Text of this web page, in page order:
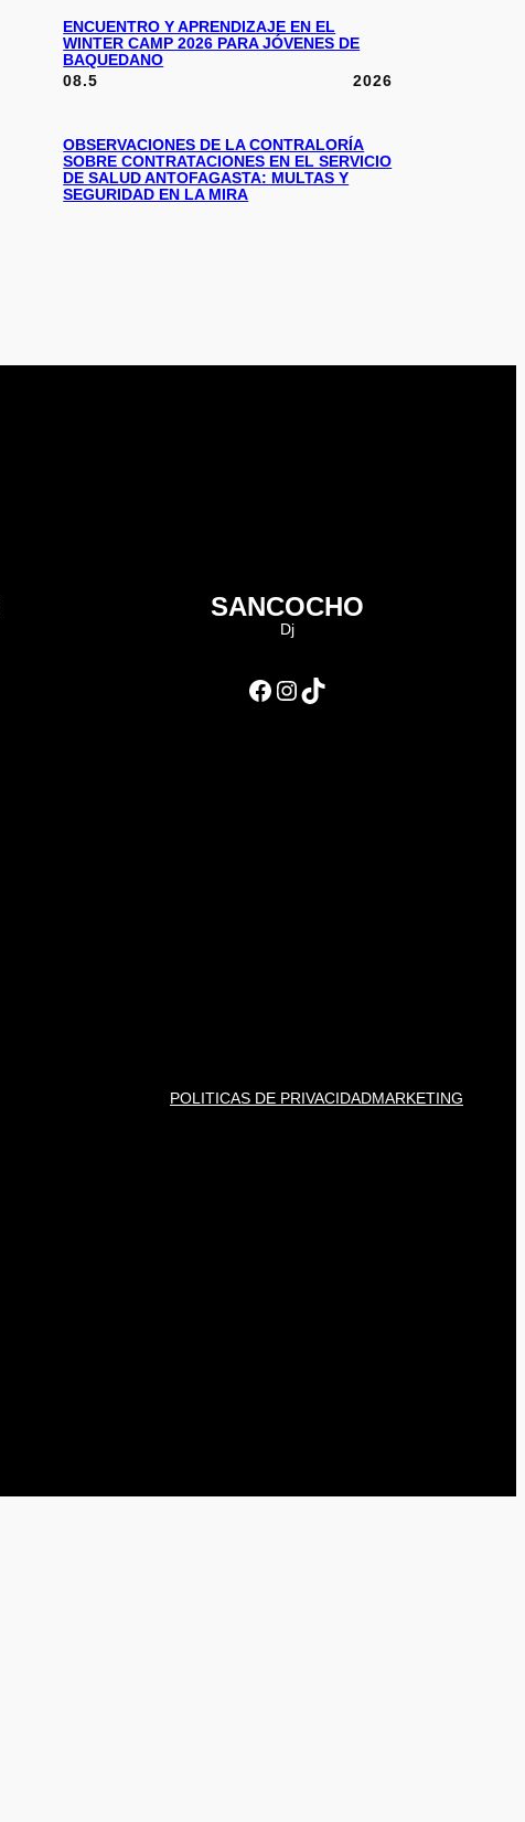
ENCUENTRO Y APRENDIZAJE EN EL
WINTER CAMP 2026 PARA JÓVENES DE
BAQUEDANO
08.5
2026
OBSERVACIONES DE LA CONTRALORÍA
SOBRE CONTRATACIONES EN EL SERVICIO
DE SALUD ANTOFAGASTA: MULTAS Y
SEGURIDAD EN LA MIRA
SANCOCHO
Dj
Facebook Instagram TikTok
POLITICAS DE PRIVACIDADMARKETING